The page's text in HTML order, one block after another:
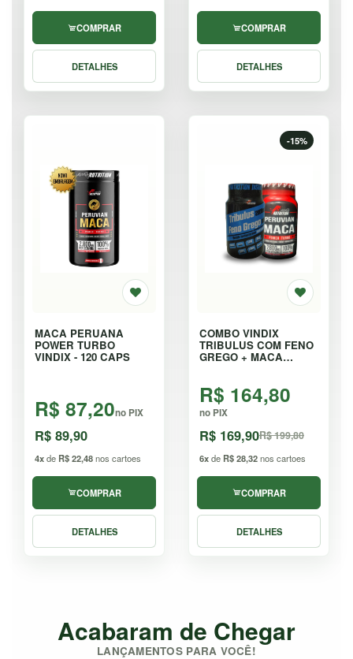
COMPRAR
DETALHES
COMPRAR
DETALHES
MACA PERUANA
POWER TURBO
VINDIX - 120 CAPS
R$ 87,20no PIX
R$ 89,90
4xde R$ 22,48nos cartoes
COMPRAR
DETALHES
-15%
COMBO VINDIX
TRIBULUS COM FENO
GREGO + MACA
R$ 164,80
no PIX
R$ 169,90R$ 199,80
6xde R$ 28,32nos cartoes
COMPRAR
DETALHES
Acabaram de Chegar
LANÇAMENTOS PARA VOCÊ!